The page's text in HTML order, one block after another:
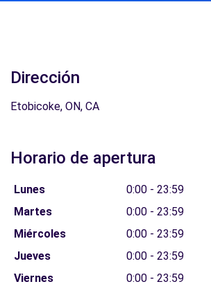
Dirección
Etobicoke, ON, CA
Horario de apertura
Lunes
0:00 - 23:59
Martes
0:00 - 23:59
Miércoles
0:00 - 23:59
Jueves
0:00 - 23:59
Viernes
0:00 - 23:59